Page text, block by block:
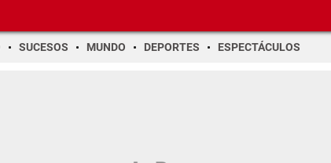
SUCESOS MUNDO DEPORTES ESPECTÁCULOS